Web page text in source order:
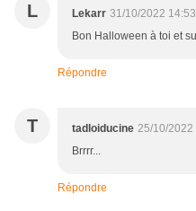
L Lekarr 31/10/2022 14:53
Bon Halloween à toi et
Répondre
T tadloiducine 25/10/2022
Brrrr...
Répondre